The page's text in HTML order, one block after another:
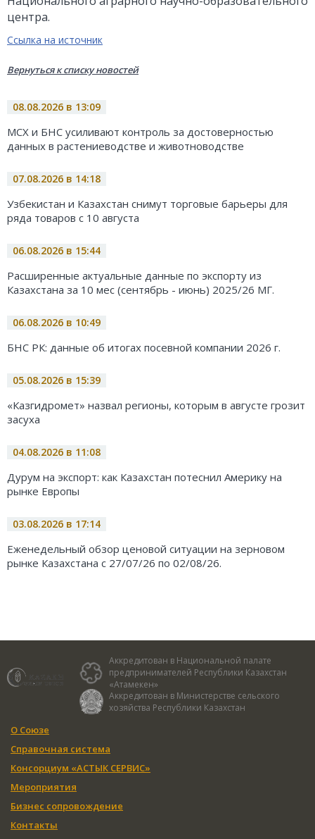
центра.
Ссылка на источник
Вернуться к списку новостей
08.08.2026 в 13:09
МСХ и БНС усиливают контроль за достоверностью
данных в растениеводстве и животноводстве
07.08.2026 в 14:18
Узбекистан и Казахстан снимут торговые барьеры для
ряда товаров с 10 августа
06.08.2026 в 15:44
Расширенные актуальные данные по экспорту из
Казахстана за 10 мес (сентябрь - июнь) 2025/26 МГ.
06.08.2026 в 10:49
БНС РК: данные об итогах посевной компании 2026 г.
05.08.2026 в 15:39
«Казгидромет» назвал регионы, которым в августе грозит
засуха
04.08.2026 в 11:08
Дурум на экспорт: как Казахстан потеснил Америку на
рынке Европы
03.08.2026 в 17:14
Еженедельный обзор ценовой ситуации на зерновом
рынке Казахстана с 27/07/26 по 02/08/26.
Аккредитован в Национальной палате
предпринимателей Республики Казахстан
«Атамекен»
Аккредитован в Министерстве сельского
хозяйства Республики Казахстан
О Союзе
Справочная система
Консорциум «АСТЫК СЕРВИС»
Мероприятия
Бизнес сопровождение
Контакты